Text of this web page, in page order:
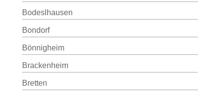
Bodeslhausen
Bondorf
Bönnigheim
Brackenheim
Bretten